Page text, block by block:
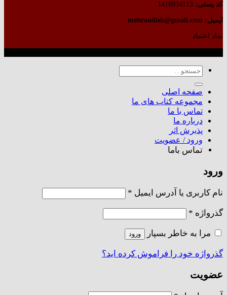
کد پستی:
ایمیل: mehrandish@gmail.com
نماد اعتماد
جستجو
برای:
صفحه اصلی
مجموعه کتاب های ما
تماس با ما
درباره ما
پذیرش اثر
ورود / عضویت
تماس باما
ورود
نام کاربری یا آدرس ایمیل *
گذرواژه *
مرا به خاطر بسپار ورود
گذرواژه خود را فراموش کرده اید؟
عضویت